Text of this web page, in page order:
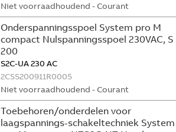
Niet voorraadhoudend - Courant
Onderspanningsspoel System pro M
compact Nulspanningsspoel 230VAC, S
200
S2C-UA 230 AC
2CSS200911R0005
Niet voorraadhoudend - Courant
Toebehoren/onderdelen voor
laagspannings-schakeltechniek System